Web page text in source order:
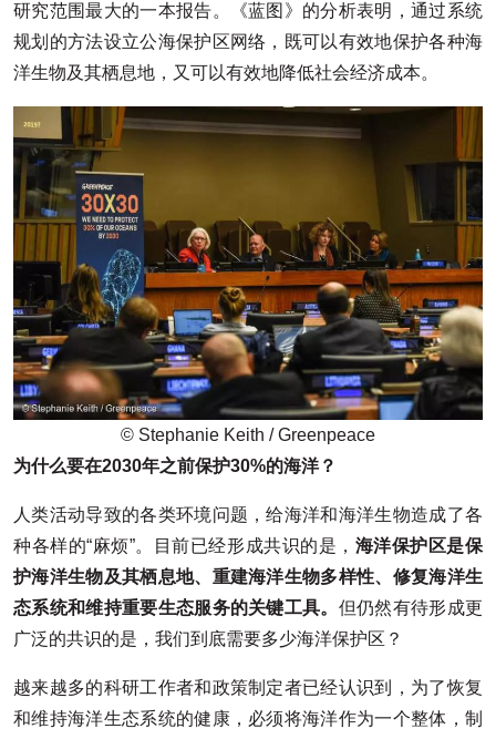
研究范围最大的一本报告。《蓝图》的分析表明，通过系统
规划的方法设立公海保护区网络，既可以有效地保护各种海
洋生物及其栖息地，又可以有效地降低社会经济成本。
© Stephanie Keith / Greenpeace
为什么要在2030年之前保护30%的海洋？
人类活动导致的各类环境问题，给海洋和海洋生物造成了各
种各样的“麻烦”。目前已经形成共识的是， 海洋保护区是保
护海洋生物及其栖息地、重建海洋生物多样性、修复海洋生
态系统和维持重要生态服务的关键工具。 但仍然有待形成更
广泛的共识的是，我们到底需要多少海洋保护区？
越来越多的科研工作者和政策制定者已经认识到，为了恢复
和维持海洋生态系统的健康，必须将海洋作为一个整体，制